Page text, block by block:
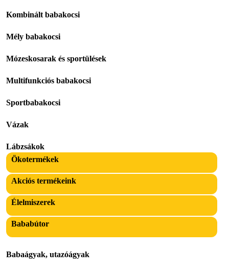
Kombinált babakocsi
Mély babakocsi
Mózeskosarak és sportülések
Multifunkciós babakocsi
Sportbabakocsi
Vázak
Lábzsákok
Ökotermékek
Akciós termékeink
Élelmiszerek
Bababútor
Babaágyak, utazóágyak